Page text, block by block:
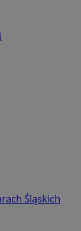
Śląskich